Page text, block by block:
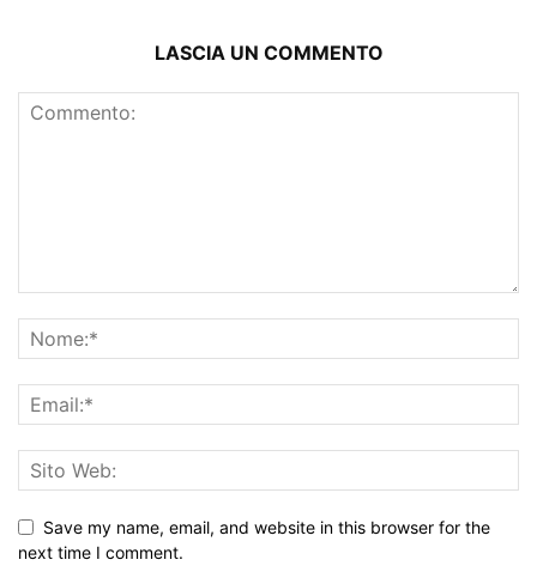
LASCIA UN COMMENTO
Save my name, email, and website in this browser for the
next time I comment.